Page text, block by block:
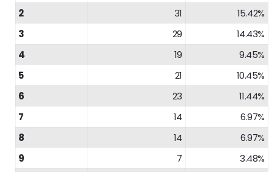
2
31
15.42%
3
29
14.43%
4
19
9.45%
5
21
10.45%
6
23
11.44%
7
14
6.97%
8
14
6.97%
9
7
3.48%